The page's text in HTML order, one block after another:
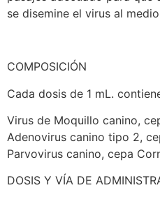
se disemine el virus al
COMPOSICIÓN
Cada dosis de 1 mL.
Virus de Moquillo canino,
Adenovirus canino tipo 2,
Parvovirus canino, cepa
DOSIS Y VÍA DE